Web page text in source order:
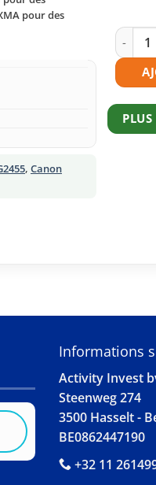
pour des
, Canon
Informations
Activity Invest
Steenweg 274
3500 Hasselt -
BE0862447190
+32 11